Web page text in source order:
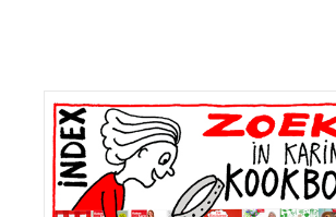
Primaire
Sidebar